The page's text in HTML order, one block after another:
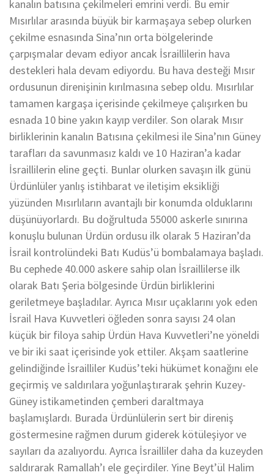
kanalın batısına çekilmeleri emrini verdi. Bu emir
Mısırlılar arasında büyük bir karmaşaya sebep olurken
çekilme esnasında Sina’nın orta bölgelerinde
çarpışmalar devam ediyor ancak İsraillilerin hava
destekleri hala devam ediyordu. Bu hava desteği Mısır
ordusunun direnişinin kırılmasına sebep oldu. Mısırlılar
tamamen kargaşa içerisinde çekilmeye çalışırken bu
esnada 10 bine yakın kayıp verdiler. Son olarak Mısır
birliklerinin kanalın Batısına çekilmesi ile Sina’nın Güney
tarafları da savunmasız kaldı ve 10 Haziran’a kadar
İsraillilerin eline geçti. Bunlar olurken savaşın ilk günü
Ürdünlüler yanlış istihbarat ve iletişim eksikliği
yüzünden Mısırlıların avantajlı bir konumda olduklarını
düşünüyorlardı. Bu doğrultuda 55000 askerle sınırına
konuşlu bulunan Ürdün ordusu ilk olarak 5 Haziran’da
İsrail kontrolündeki Batı Kudüs’ü bombalamaya başladı.
Bu cephede 40.000 askere sahip olan İsraillilerse ilk
olarak Batı Şeria bölgesinde Ürdün birliklerini
geriletmeye başladılar. Ayrıca Mısır uçaklarını yok eden
İsrail Hava Kuvvetleri öğleden sonra sayısı 24 olan
küçük bir filoya sahip Ürdün Hava Kuvvetleri’ne yöneldi
ve bir iki saat içerisinde yok ettiler. Akşam saatlerine
gelindiğinde İsrailliler Kudüs’teki hükümet konağını ele
geçirmiş ve saldırılara yoğunlaştırarak şehrin Kuzey-
Güney istikametinden çemberi daraltmaya
başlamışlardı. Burada Ürdünlülerin sert bir direniş
göstermesine rağmen durum giderek kötüleşiyor ve
sayıları da azalıyordu. Ayrıca İsrailliler daha da kuzeyden
saldırarak Ramallah’ı ele geçirdiler. Yine Beyt’ül Halim